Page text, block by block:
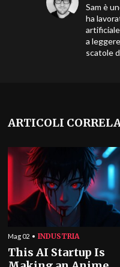
Sam è
ha
a
scatole
ARTICOLI
Mag 02 INDUSTRIA
This AI Startup Is